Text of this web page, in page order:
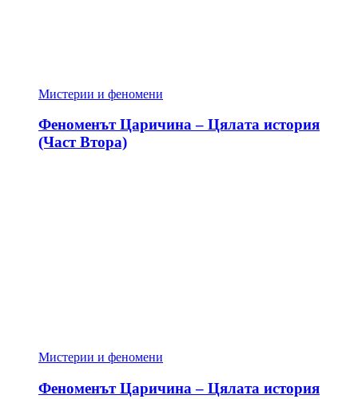
Мистерии и феномени
Феноменът Царичина – Цялата история
(Част Втора)
Мистерии и феномени
Феноменът Царичина – Цялата история